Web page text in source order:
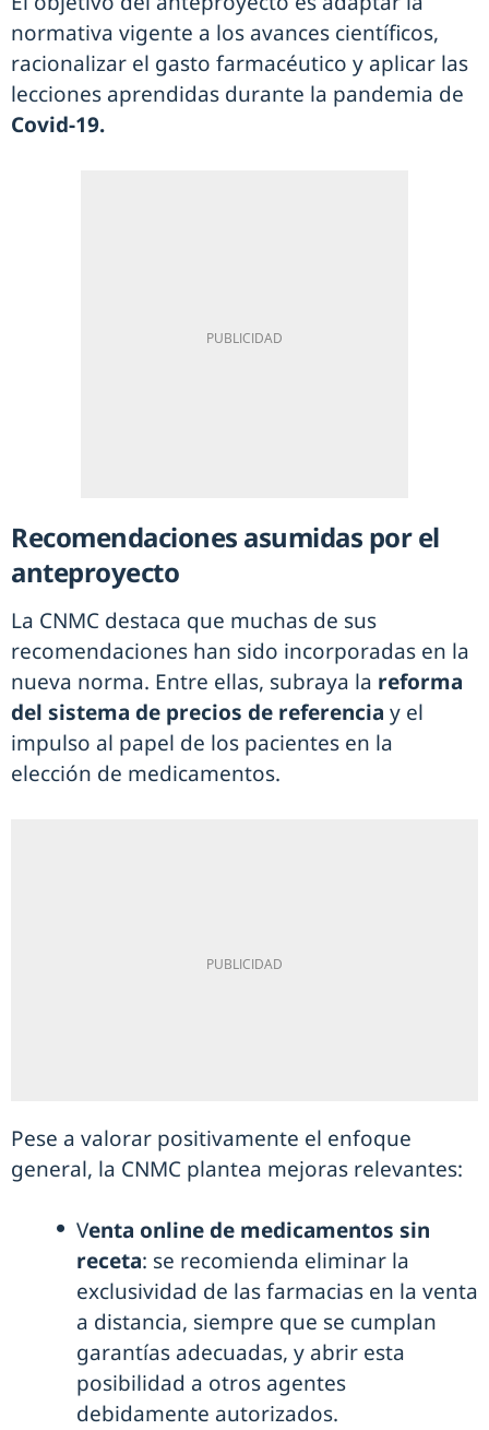
normativa vigente a los avances científicos,
racionalizar el gasto farmacéutico y aplicar las
lecciones aprendidas durante la pandemia de
Covid-19.
Recomendaciones asumidas por el
anteproyecto
La CNMC destaca que muchas de sus
recomendaciones han sido incorporadas en la
nueva norma. Entre ellas, subraya la reforma
del sistema de precios de referencia y el
impulso al papel de los pacientes en la
elección de medicamentos.
Pese a valorar positivamente el enfoque
general, la CNMC plantea mejoras relevantes:
Venta online de medicamentos sin
receta: se recomienda eliminar la
exclusividad de las farmacias en la venta
a distancia, siempre que se cumplan
garantías adecuadas, y abrir esta
posibilidad a otros agentes
debidamente autorizados.